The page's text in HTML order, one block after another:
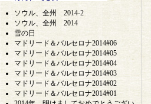
ソウル、全州 2014-2
ソウル、全州 2014
雪の日
マドリード＆バルセロナ2014#06
マドリード＆バルセロナ2014#05
マドリード＆バルセロナ2014#04
マドリード＆バルセロナ2014#03
マドリード＆バルセロナ2014#02
マドリード＆バルセロナ2014#01